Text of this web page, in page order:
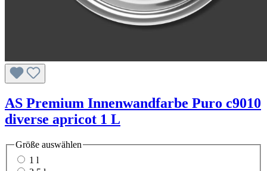
AS Premium Innenwandfarbe Puro c9010
diverse apricot 1 L
Größe auswählen
1 l